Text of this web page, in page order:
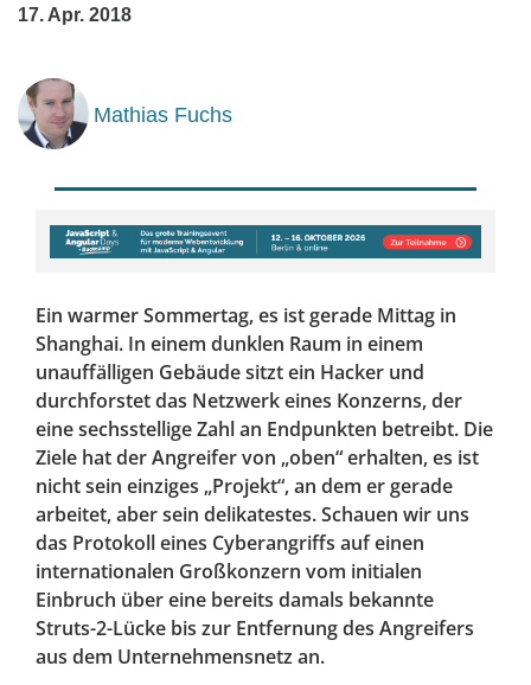
17. Apr. 2018
Mathias Fuchs
Ein warmer Sommertag, es ist gerade Mittag in
Shanghai. In einem dunklen Raum in einem
unauffälligen Gebäude sitzt ein Hacker und
durchforstet das Netzwerk eines Konzerns, der
eine sechsstellige Zahl an Endpunkten betreibt. Die
Ziele hat der Angreifer von „oben“ erhalten, es ist
nicht sein einziges „Projekt“, an dem er gerade
arbeitet, aber sein delikatestes. Schauen wir uns
das Protokoll eines Cyberangriffs auf einen
internationalen Großkonzern vom initialen
Einbruch über eine bereits damals bekannte
Struts-2-Lücke bis zur Entfernung des Angreifers
aus dem Unternehmensnetz an.